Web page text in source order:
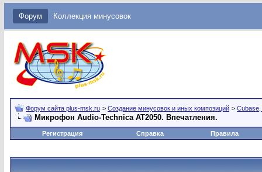
Форум Коллекция минусовок
Форум сайта plus-msk.ru > Создание минусовок и иных композиций >
Микрофон Audio-Technica АТ2050. Впечатления.
Регистрация Справка Правила